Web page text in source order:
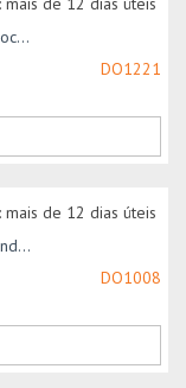
DO1221
DO1008